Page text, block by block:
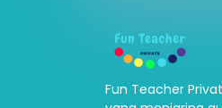
Fun Teacher